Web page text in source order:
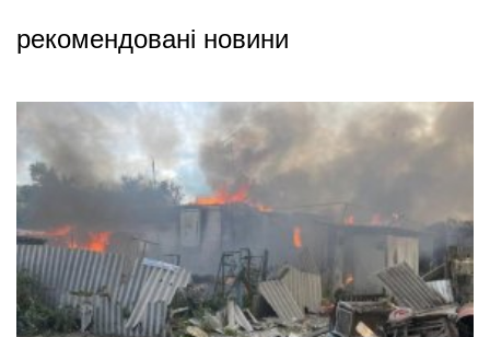
рекомендовані новини